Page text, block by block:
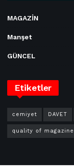
MAGAZİN
Manşet
GÜNCEL
Etiketler
cemiyet DAVET
quality of magazine